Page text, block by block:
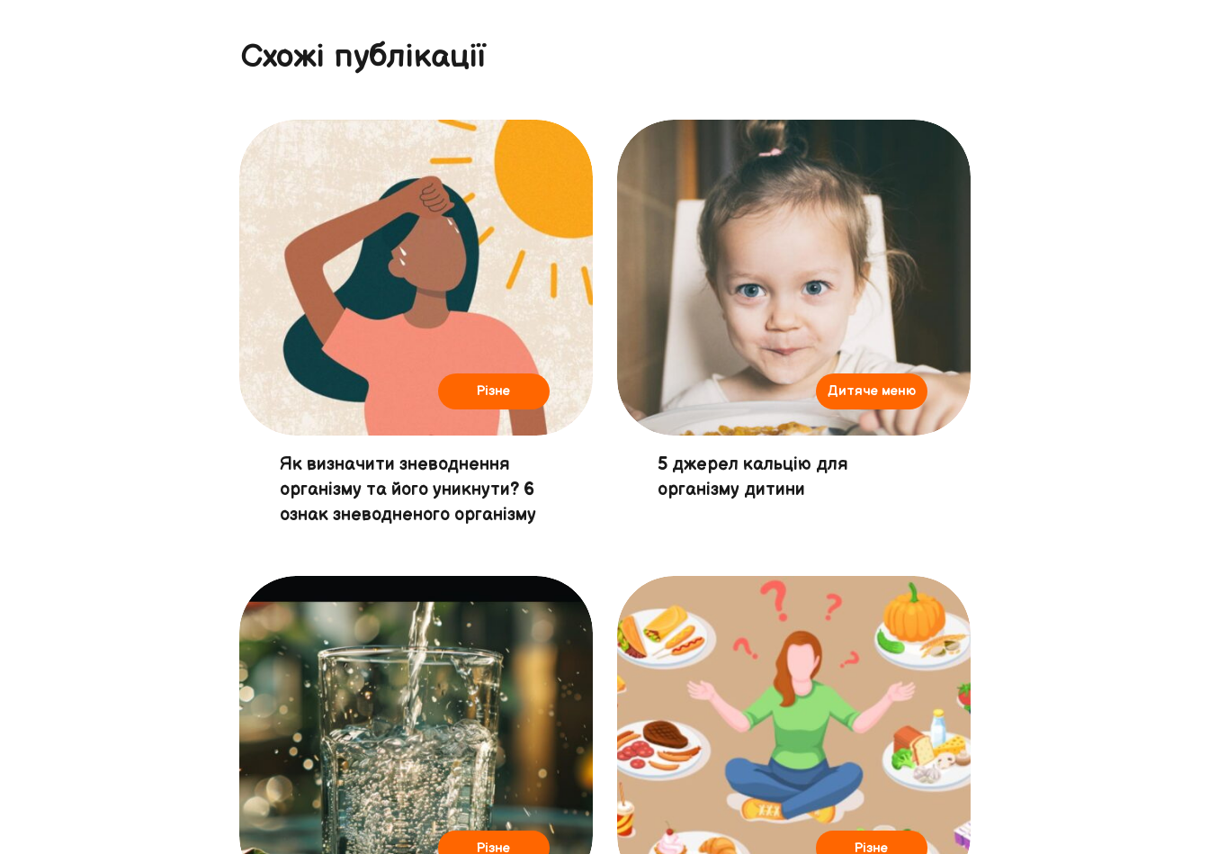
Схожі публікації
Різне
Як визначити зневоднення
організму та його уникнути? 6
ознак зневодненого організму
Дитяче меню
5 джерел кальцію для
організму дитини
Різне Різне